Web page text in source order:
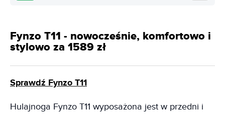
Fynzo T11 - nowocześnie, komfortowo i
stylowo za 1589 zł
Sprawdź Fynzo T11
Hulajnoga Fynzo T11 wyposażona jest w przedni i